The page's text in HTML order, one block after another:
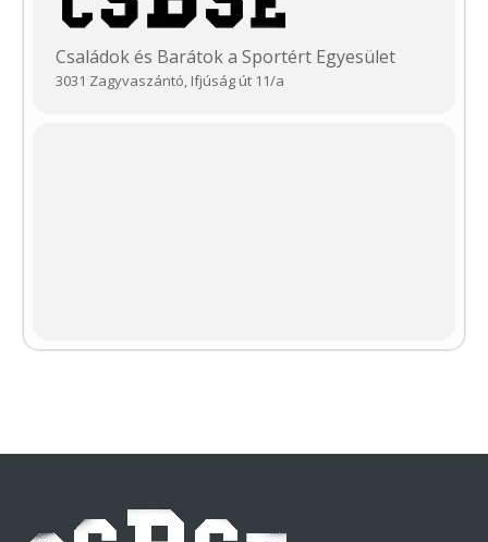
Családok és Barátok a Sportért Egyesület
3031 Zagyvaszántó, Ifjúság út 11/a